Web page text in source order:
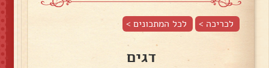
לכריכה > לכל המתכונים >
דגים